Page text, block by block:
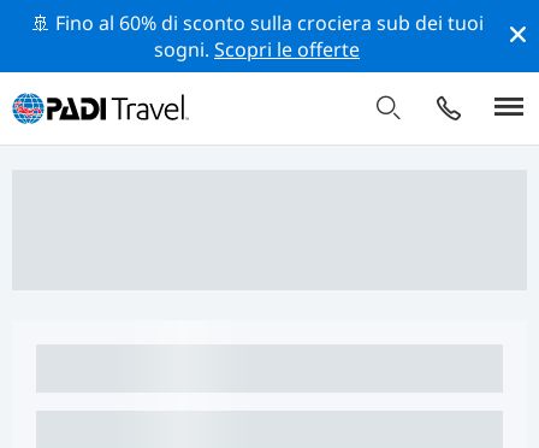
🚢 Fino al 60% di sconto sulla crociera sub dei tuoi
sogni.Scopri le offerte